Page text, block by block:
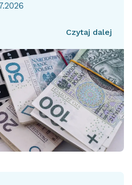
Czytaj dalej